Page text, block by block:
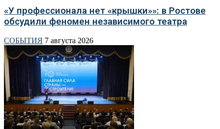
«У профессионала нет «крышки»»: в Ростове
обсудили феномен независимого театра
СОБЫТИЯ 7 августа 2026